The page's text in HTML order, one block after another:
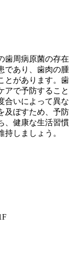
歯周病原菌の存在
であり、歯肉の腫
とがあります。歯
アで予防すること
合いによって異な
及ぼすため、予防
、健康な生活習慣
しましょう。